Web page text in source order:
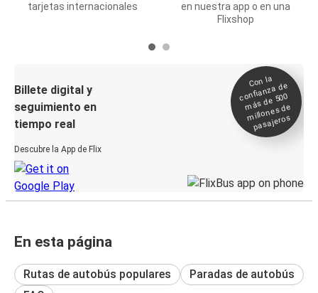
tarjetas internacionales
en nuestra app o en una
Flixshop
Billete digital y
seguimiento en
tiempo real
Descubre la App de Flix
Con la
confianza de
más de 500
millones de
pasajeros
En esta página
Rutas de autobús populares
Paradas de autobús